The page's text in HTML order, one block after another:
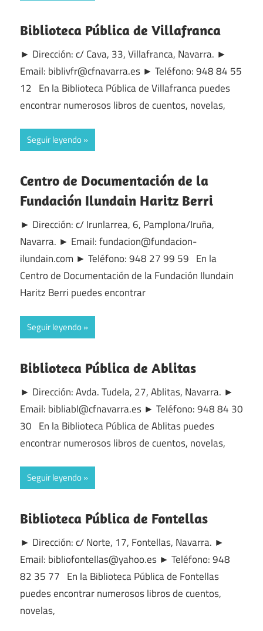
Biblioteca Pública de Villafranca
► Dirección: c/ Cava, 33, Villafranca, Navarra. ►
Email: biblivfr@cfnavarra.es ► Teléfono: 948 84 55
12 En la Biblioteca Pública de Villafranca puedes
encontrar numerosos libros de cuentos, novelas,
Seguir leyendo
Centro de Documentación de la
Fundación Ilundain Haritz Berri
► Dirección: c/ Irunlarrea, 6, Pamplona/Iruña,
Navarra. ► Email: fundacion@fundacion-
ilundain.com ► Teléfono: 948 27 99 59 En la
Centro de Documentación de la Fundación Ilundain
Haritz Berri puedes encontrar
Seguir leyendo
Biblioteca Pública de Ablitas
► Dirección: Avda. Tudela, 27, Ablitas, Navarra. ►
Email: bibliabl@cfnavarra.es ► Teléfono: 948 84 30
30 En la Biblioteca Pública de Ablitas puedes
encontrar numerosos libros de cuentos, novelas,
Seguir leyendo
Biblioteca Pública de Fontellas
► Dirección: c/ Norte, 17, Fontellas, Navarra. ►
Email: bibliofontellas@yahoo.es ► Teléfono: 948
82 35 77 En la Biblioteca Pública de Fontellas
puedes encontrar numerosos libros de cuentos,
novelas,